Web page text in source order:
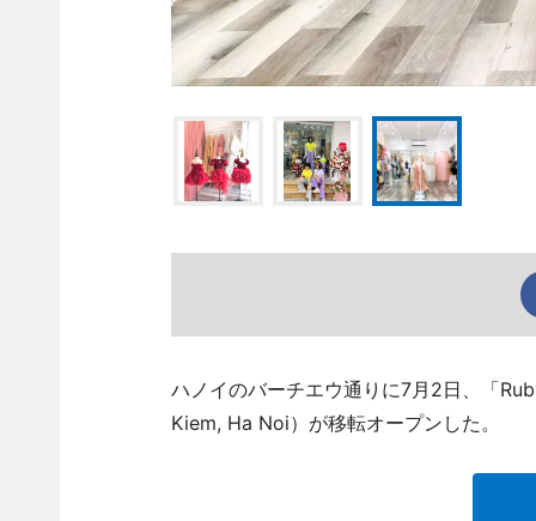
ハノイのバーチエウ通りに7月2日、「
Kiem, Ha Noi）が移転オープンした。